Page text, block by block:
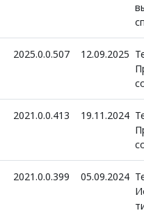
2025.0.0.507 12.09.2025
2021.0.0.413 19.11.2024
2021.0.0.399 05.09.2024